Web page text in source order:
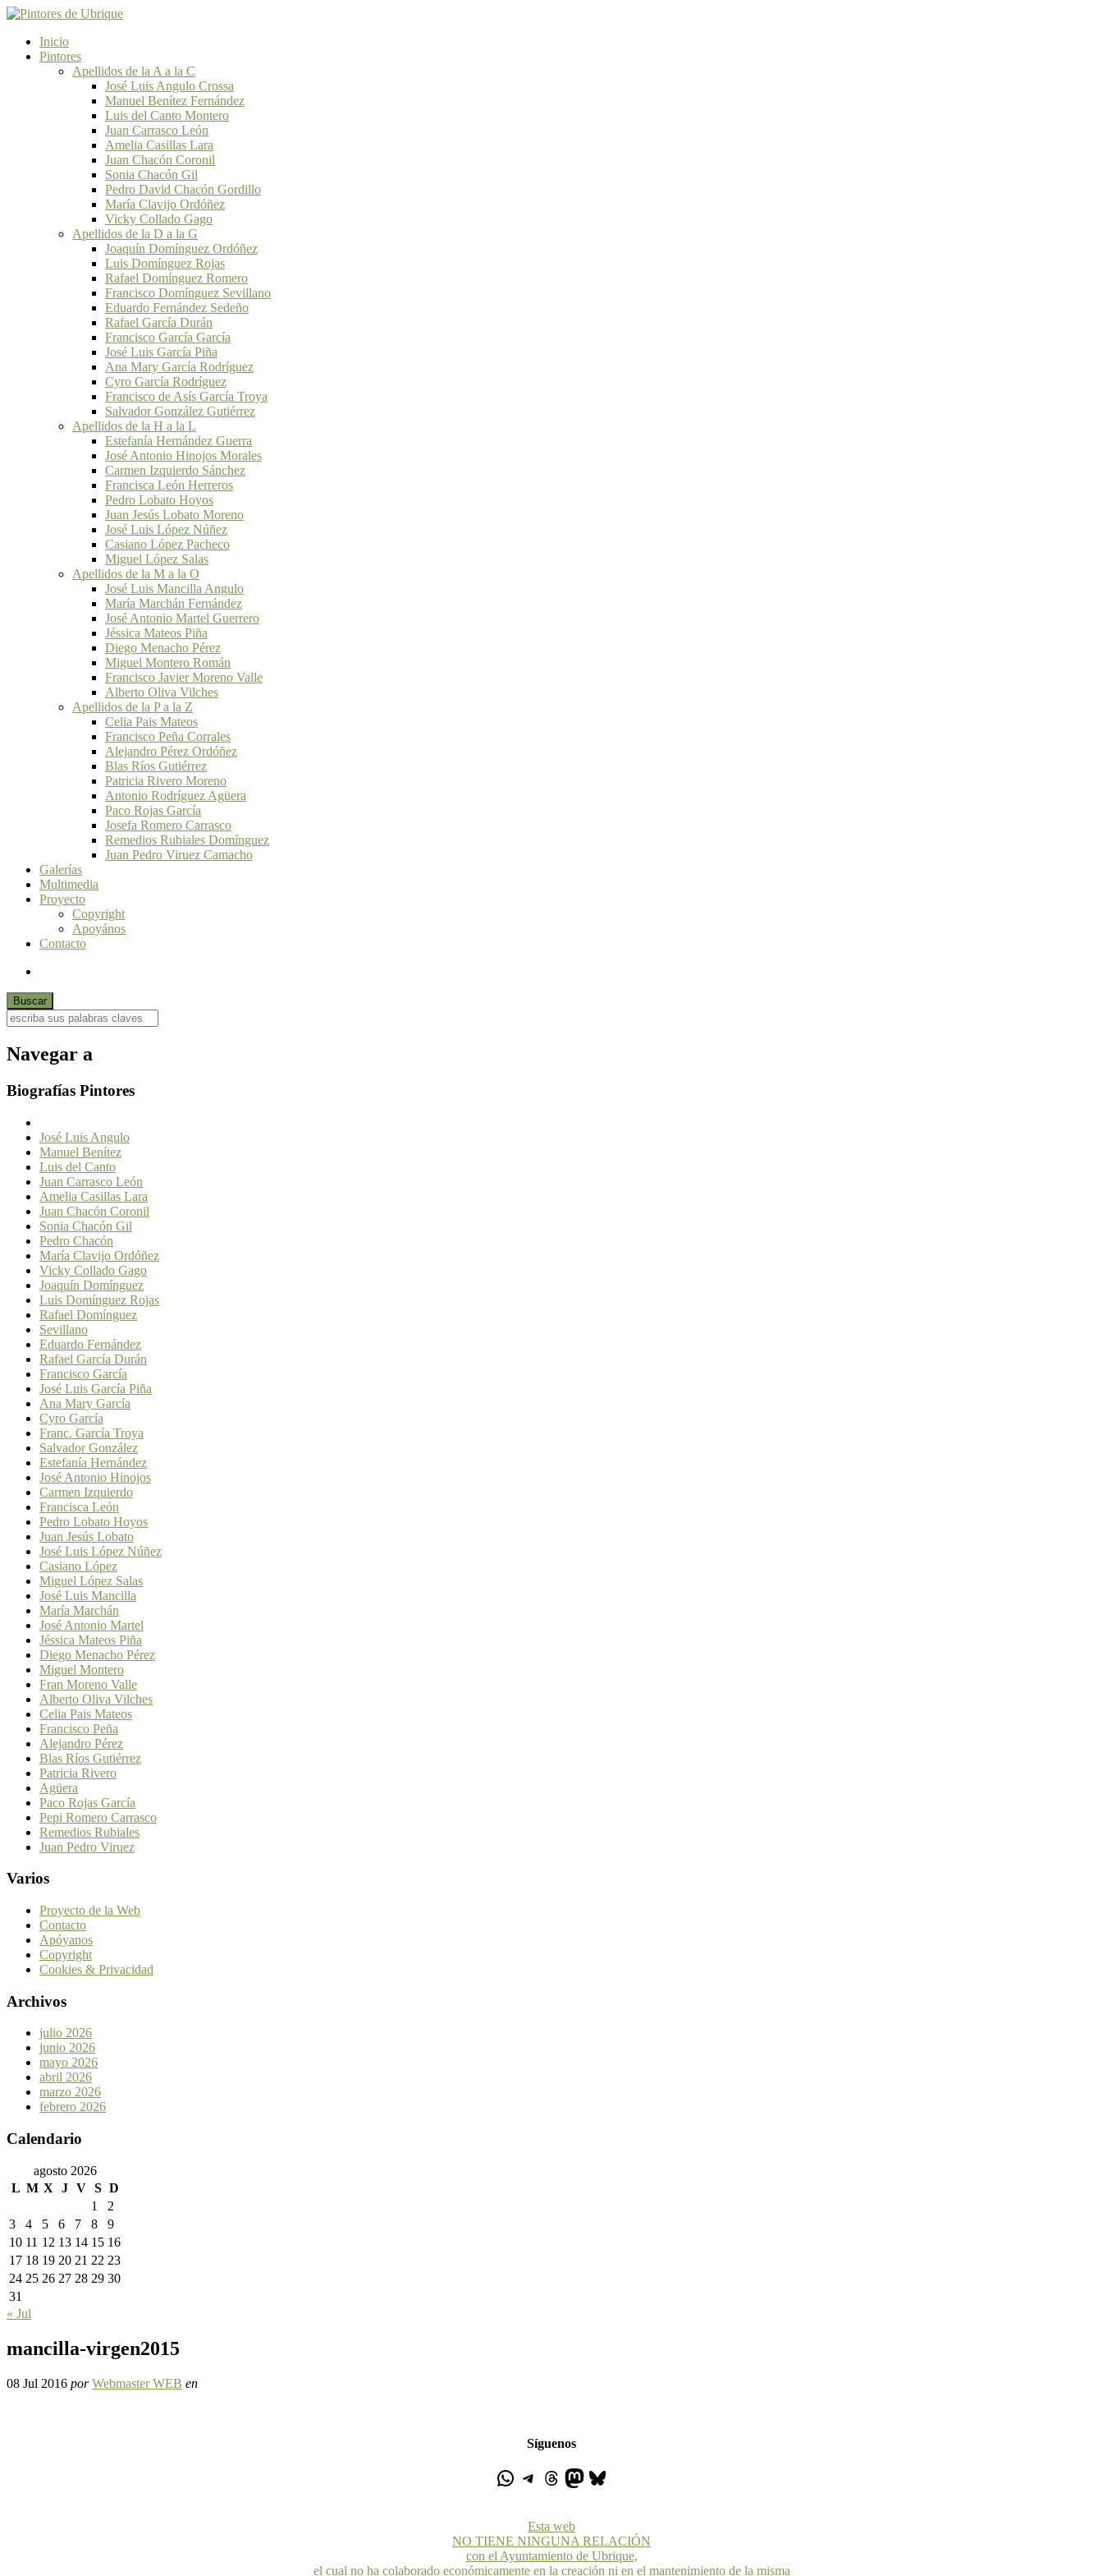
Inicio
Pintores
Apellidos de la A a la C
José Luis Angulo Crossa
Manuel Benítez Fernández
Luis del Canto Montero
Juan Carrasco León
Amelia Casillas Lara
Juan Chacón Coronil
Sonia Chacón Gil
Pedro David Chacón Gordillo
María Clavijo Ordóñez
Vicky Collado Gago
Apellidos de la D a la G
Joaquín Domínguez Ordóñez
Luis Domínguez Rojas
Rafael Domínguez Romero
Francisco Domínguez Sevillano
Eduardo Fernández Sedeño
Rafael García Durán
Francisco García García
José Luis García Piña
Ana Mary García Rodríguez
Cyro García Rodríguez
Francisco de Asís García Troya
Salvador González Gutiérrez
Apellidos de la H a la L
Estefanía Hernández Guerra
José Antonio Hinojos Morales
Carmen Izquierdo Sánchez
Francisca León Herreros
Pedro Lobato Hoyos
Juan Jesús Lobato Moreno
José Luis López Núñez
Casiano López Pacheco
Miguel López Salas
Apellidos de la M a la O
José Luis Mancilla Angulo
María Marchán Fernández
José Antonio Martel Guerrero
Jéssica Mateos Piña
Diego Menacho Pérez
Miguel Montero Román
Francisco Javier Moreno Valle
Alberto Oliva Vilches
Apellidos de la P a la Z
Celia Pais Mateos
Francisco Peña Corrales
Alejandro Pérez Ordóñez
Blas Ríos Gutiérrez
Patricia Rivero Moreno
Antonio Rodríguez Agüera
Paco Rojas García
Josefa Romero Carrasco
Remedios Rubiales Domínguez
Juan Pedro Viruez Camacho
Galerías
Multimedia
Proyecto
Copyright
Apoyános
Contacto
Navegar a
Biografías Pintores
José Luis Angulo
Manuel Benítez
Luis del Canto
Juan Carrasco León
Amelia Casillas Lara
Juan Chacón Coronil
Sonia Chacón Gil
Pedro Chacón
María Clavijo Ordóñez
Vicky Collado Gago
Joaquín Domínguez
Luis Domínguez Rojas
Rafael Domínguez
Sevillano
Eduardo Fernández
Rafael García Durán
Francisco García
José Luis García Piña
Ana Mary García
Cyro García
Franc. García Troya
Salvador González
Estefanía Hernández
José Antonio Hinojos
Carmen Izquierdo
Francisca León
Pedro Lobato Hoyos
Juan Jesús Lobato
José Luis López Núñez
Casiano López
Miguel López Salas
José Luis Mancilla
María Marchán
José Antonio Martel
Jéssica Mateos Piña
Diego Menacho Pérez
Miguel Montero
Fran Moreno Valle
Alberto Oliva Vilches
Celia Pais Mateos
Francisco Peña
Alejandro Pérez
Blas Ríos Gutiérrez
Patricia Rivero
Agüera
Paco Rojas García
Pepi Romero Carrasco
Remedios Rubiales
Juan Pedro Viruez
Varios
Proyecto de la Web
Contacto
Apóyanos
Copyright
Cookies & Privacidad
Archivos
julio 2026
junio 2026
mayo 2026
abril 2026
marzo 2026
febrero 2026
Calendario
agosto 2026
L M X J V S D
1
2
3
4 5 6 7 8
9
10 11 12 13 14 15 16
17 18 19 20 21 22 23
24 25 26 27 28 29 30
31
« Jul
mancilla-virgen2015
08 Jul 2016 por Webmaster WEB en
Síguenos
Esta web
NO TIENE NINGUNA RELACIÓN
con el Ayuntamiento de Ubrique,
el cual no ha colaborado económicamente en la creación ni en el mantenimiento de la misma